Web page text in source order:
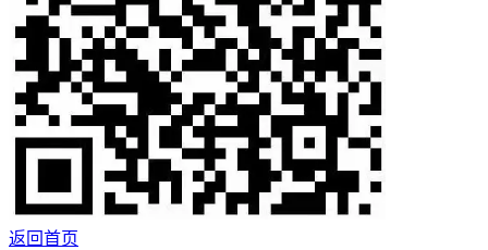
返回首页